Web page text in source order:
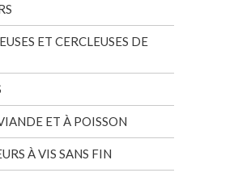
ET CERCLEUSES DE
ET À POISSON
À VIS SANS FIN